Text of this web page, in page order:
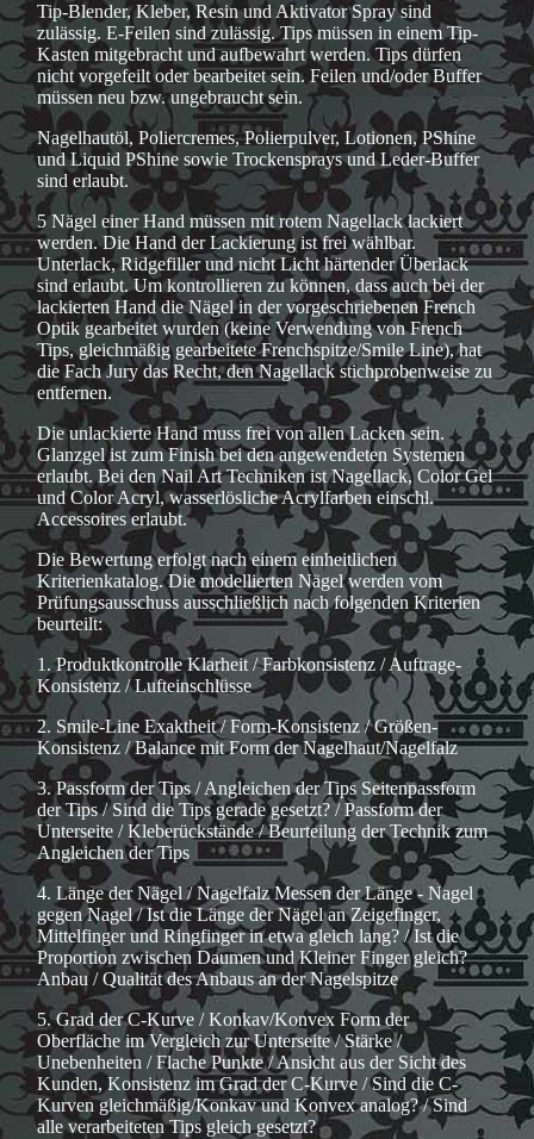
Tip-Blender, Kleber, Resin und Aktivator Spray sind
zulässig. E-Feilen sind zulässig. Tips müssen in einem Tip-
Kasten mitgebracht und aufbewahrt werden. Tips dürfen
nicht vorgefeilt oder bearbeitet sein. Feilen und/oder Buffer
müssen neu bzw. ungebraucht sein.
Nagelhautöl, Poliercremes, Polierpulver, Lotionen, PShine
und Liquid PShine sowie Trockensprays und Leder-Buffer
sind erlaubt.
5 Nägel einer Hand müssen mit rotem Nagellack lackiert
werden. Die Hand der Lackierung ist frei wählbar.
Unterlack, Ridgefiller und nicht Licht härtender Überlack
sind erlaubt. Um kontrollieren zu können, dass auch bei der
lackierten Hand die Nägel in der vorgeschriebenen French
Optik gearbeitet wurden (keine Verwendung von French
Tips, gleichmäßig gearbeitete Frenchspitze/Smile Line), hat
die Fach Jury das Recht, den Nagellack stichprobenweise zu
entfernen.
Die unlackierte Hand muss frei von allen Lacken sein.
Glanzgel ist zum Finish bei den angewendeten Systemen
erlaubt. Bei den Nail Art Techniken ist Nagellack, Color Gel
und Color Acryl, wasserlösliche Acrylfarben einschl.
Accessoires erlaubt.
Die Bewertung erfolgt nach einem einheitlichen
Kriterienkatalog. Die modellierten Nägel werden vom
Prüfungsausschuss ausschließlich nach folgenden Kriterien
beurteilt:
1. Produktkontrolle Klarheit / Farbkonsistenz / Auftrage-
Konsistenz / Lufteinschlüsse
2. Smile-Line Exaktheit / Form-Konsistenz / Größen-
Konsistenz / Balance mit Form der Nagelhaut/Nagelfalz
3. Passform der Tips / Angleichen der Tips Seitenpassform
der Tips / Sind die Tips gerade gesetzt? / Passform der
Unterseite / Kleberückstände / Beurteilung der Technik zum
Angleichen der Tips
4. Länge der Nägel / Nagelfalz Messen der Länge - Nagel
gegen Nagel / Ist die Länge der Nägel an Zeigefinger,
Mittelfinger und Ringfinger in etwa gleich lang? / Ist die
Proportion zwischen Daumen und Kleiner Finger gleich?
Anbau / Qualität des Anbaus an der Nagelspitze
5. Grad der C-Kurve / Konkav/Konvex Form der
Oberfläche im Vergleich zur Unterseite / Stärke /
Unebenheiten / Flache Punkte / Ansicht aus der Sicht des
Kunden, Konsistenz im Grad der C-Kurve / Sind die C-
Kurven gleichmäßig/Konkav und Konvex analog? / Sind
alle verarbeiteten Tips gleich gesetzt?